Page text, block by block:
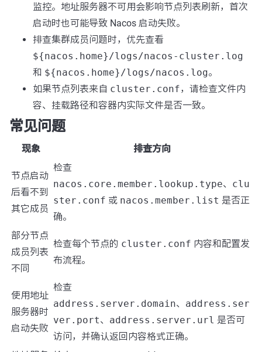
监控。地址服务器不可用会影响节点列表刷新，首次
启动时也可能导致 Nacos 启动失败。
排查集群成员问题时，优先查看
${nacos.home}/logs/nacos-cluster.log
和 ${nacos.home}/logs/nacos.log。
如果节点列表来自 cluster.conf，请检查文件内
容、挂载路径和容器内实际文件是否一致。
常见问题
现象 排查方向
节点启动
后看不到
其它成员
检查
nacos.core.member.lookup.type、 clu
ster.conf 或 nacos.member.list 是否正
确。
部分节点
成员列表
不同
检查每个节点的 cluster.conf 内容和配置发
布流程。
使用地址
服务器时
启动失败
检查
address.server.domain、 address.ser
ver.port、 address.server.url 是否可
访问，并确认返回内容格式正确。